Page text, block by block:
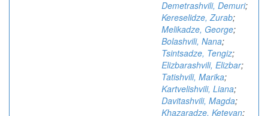
Demetrashvili, Demuri;
Kereselidze, Zurab;
Melikadze, George;
Bolashvili, Nana;
Tsintsadze, Tengiz;
Elizbarashvili, Elizbar;
Tatishvili, Marika;
Kartvelishvili, Liana;
Davitashvili, Magda;
Khazaradze, Ketevan;